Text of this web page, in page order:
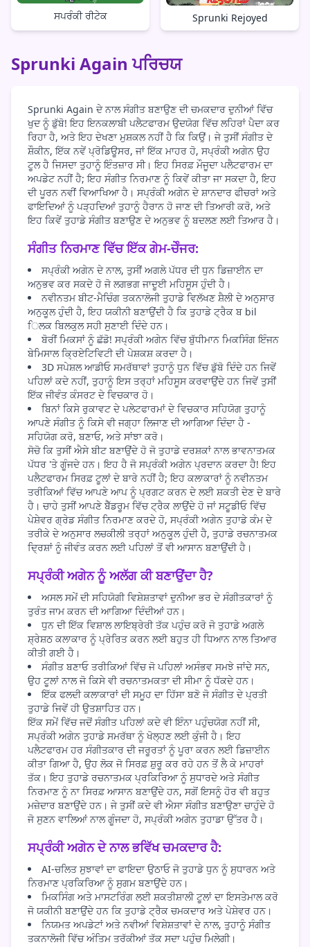
ਸਪਰੰਕੀ ਰੀਟੇਕ Sprunki Rejoyed
Sprunki Again ਪਰਿਚਯ
Sprunki Again ਦੇ ਨਾਲ ਸੰਗੀਤ ਬਣਾਉਣ ਦੀ ਚਮਕਦਾਰ ਦੁਨੀਆਂ ਵਿੱਚ
ਖੁਦ ਨੂੰ ਡੁੱਬੋ! ਇਹ ਇਨਕਲਾਬੀ ਪਲੈਟਫਾਰਮ ਉਦਯੋਗ ਵਿੱਚ ਲਹਿਰਾਂ ਪੈਦਾ ਕਰ
ਰਿਹਾ ਹੈ, ਅਤੇ ਇਹ ਦੇਖਣਾ ਮੁਸ਼ਕਲ ਨਹੀਂ ਹੈ ਕਿ ਕਿਉਂ। ਜੇ ਤੁਸੀਂ ਸੰਗੀਤ ਦੇ
ਸ਼ੌਕੀਨ, ਇੱਕ ਨਵੇਂ ਪ੍ਰੋਡਿਊਸਰ, ਜਾਂ ਇੱਕ ਮਾਹਰ ਹੋ, ਸਪ੍ਰੰਕੀ ਅਗੇਨ ਉਹ
ਟੂਲ ਹੈ ਜਿਸਦਾ ਤੁਹਾਨੂੰ ਇੰਤਜ਼ਾਰ ਸੀ। ਇਹ ਸਿਰਫ਼ ਮੌਜੂਦਾ ਪਲੈਟਫਾਰਮ ਦਾ
ਅਪਡੇਟ ਨਹੀਂ ਹੈ; ਇਹ ਸੰਗੀਤ ਨਿਰਮਾਣ ਨੂੰ ਕਿਵੇਂ ਕੀਤਾ ਜਾ ਸਕਦਾ ਹੈ, ਇਹ
ਦੀ ਪੂਰਨ ਨਵੀਂ ਵਿਆਖਿਆ ਹੈ। ਸਪ੍ਰੰਕੀ ਅਗੇਨ ਦੇ ਸ਼ਾਨਦਾਰ ਫੀਚਰਾਂ ਅਤੇ
ਫਾਇਦਿਆਂ ਨੂੰ ਪੜ੍ਹਦਿਆਂ ਤੁਹਾਨੂੰ ਹੈਰਾਨ ਹੋ ਜਾਣ ਦੀ ਤਿਆਰੀ ਕਰੋ, ਅਤੇ
ਇਹ ਕਿਵੇਂ ਤੁਹਾਡੇ ਸੰਗੀਤ ਬਣਾਉਣ ਦੇ ਅਨੁਭਵ ਨੂੰ ਬਦਲਣ ਲਈ ਤਿਆਰ ਹੈ।
ਸੰਗੀਤ ਨਿਰਮਾਣ ਵਿੱਚ ਇੱਕ ਗੇਮ-ਚੇੰਜਰ:
ਸਪ੍ਰੰਕੀ ਅਗੇਨ ਦੇ ਨਾਲ, ਤੁਸੀਂ ਅਗਲੇ ਪੱਧਰ ਦੀ ਧੁਨ ਡਿਜ਼ਾਈਨ ਦਾ
ਅਨੁਭਵ ਕਰ ਸਕਦੇ ਹੋ ਜੋ ਲਗਭਗ ਜਾਦੂਈ ਮਹਿਸੂਸ ਹੁੰਦੀ ਹੈ।
ਨਵੀਨਤਮ ਬੀਟ-ਮੈਚਿੰਗ ਤਕਨਾਲੋਜੀ ਤੁਹਾਡੇ ਵਿਲੱਖਣ ਸ਼ੈਲੀ ਦੇ ਅਨੁਸਾਰ
ਅਨੁਕੂਲ ਹੁੰਦੀ ਹੈ, ਇਹ ਯਕੀਨੀ ਬਣਾਉਂਦੀ ਹੈ ਕਿ ਤੁਹਾਡੇ ਟ੍ਰੈਕ ਬ bil
ਿਲਕ ਬਿਲਕੁਲ ਸਹੀ ਸੁਣਾਈ ਦਿੰਦੇ ਹਨ।
ਬੋਰੀਂ ਮਿਕਸਾਂ ਨੂੰ ਛੱਡੋ! ਸਪ੍ਰੰਕੀ ਅਗੇਨ ਵਿੱਚ ਬੁੱਧੀਮਾਨ ਮਿਕਸਿੰਗ ਇੰਜਨ
ਬੇਮਿਸਾਲ ਕ੍ਰਿਏਟਿਵਿਟੀ ਦੀ ਪੇਸ਼ਕਸ਼ ਕਰਦਾ ਹੈ।
3D ਸਪੇਸ਼ਲ ਆਡੀਓ ਸਮਰੱਥਾਵਾਂ ਤੁਹਾਨੂੰ ਧੁਨ ਵਿੱਚ ਡੁੱਬੋ ਦਿੰਦੇ ਹਨ ਜਿਵੇਂ
ਪਹਿਲਾਂ ਕਦੇ ਨਹੀਂ, ਤੁਹਾਨੂੰ ਇਸ ਤਰ੍ਹਾਂ ਮਹਿਸੂਸ ਕਰਵਾਉਂਦੇ ਹਨ ਜਿਵੇਂ ਤੁਸੀਂ
ਇੱਕ ਜੀਵੰਤ ਕੰਸਰਟ ਦੇ ਵਿਚਕਾਰ ਹੋ।
ਬਿਨਾਂ ਕਿਸੇ ਰੁਕਾਵਟ ਦੇ ਪਲੇਟਫਾਰਮਾਂ ਦੇ ਵਿਚਕਾਰ ਸਹਿਯੋਗ ਤੁਹਾਨੂੰ
ਆਪਣੇ ਸੰਗੀਤ ਨੂੰ ਕਿਸੇ ਵੀ ਜਗ੍ਹਾ ਲਿਜਾਣ ਦੀ ਆਗਿਆ ਦਿੰਦਾ ਹੈ -
ਸਹਿਯੋਗ ਕਰੋ, ਬਣਾਓ, ਅਤੇ ਸਾਂਝਾ ਕਰੋ।
ਸੋਚੋ ਕਿ ਤੁਸੀਂ ਐਸੇ ਬੀਟ ਬਣਾਉਂਦੇ ਹੋ ਜੋ ਤੁਹਾਡੇ ਦਰਸ਼ਕਾਂ ਨਾਲ ਭਾਵਨਾਤਮਕ
ਪੱਧਰ 'ਤੇ ਗੂੰਜਦੇ ਹਨ। ਇਹ ਹੈ ਜੋ ਸਪ੍ਰੰਕੀ ਅਗੇਨ ਪ੍ਰਦਾਨ ਕਰਦਾ ਹੈ! ਇਹ
ਪਲੈਟਫਾਰਮ ਸਿਰਫ਼ ਟੂਲਾਂ ਦੇ ਬਾਰੇ ਨਹੀਂ ਹੈ; ਇਹ ਕਲਾਕਾਰਾਂ ਨੂੰ ਨਵੀਨਤਮ
ਤਰੀਕਿਆਂ ਵਿੱਚ ਆਪਣੇ ਆਪ ਨੂੰ ਪ੍ਰਗਟ ਕਰਨ ਦੇ ਲਈ ਸ਼ਕਤੀ ਦੇਣ ਦੇ ਬਾਰੇ
ਹੈ। ਚਾਹੇ ਤੁਸੀਂ ਆਪਣੇ ਬੈੱਡਰੂਮ ਵਿੱਚ ਟ੍ਰੈਕ ਲਾਉਂਦੇ ਹੋ ਜਾਂ ਸਟੂਡੀਓ ਵਿੱਚ
ਪੇਸ਼ੇਵਰ ਗ੍ਰੇਡ ਸੰਗੀਤ ਨਿਰਮਾਣ ਕਰਦੇ ਹੋ, ਸਪ੍ਰੰਕੀ ਅਗੇਨ ਤੁਹਾਡੇ ਕੰਮ ਦੇ
ਤਰੀਕੇ ਦੇ ਅਨੁਸਾਰ ਲਚਕੀਲੀ ਤਰ੍ਹਾਂ ਅਨੁਕੂਲ ਹੁੰਦੀ ਹੈ, ਤੁਹਾਡੇ ਰਚਨਾਤਮਕ
ਦ੍ਰਿਸ਼ਾਂ ਨੂੰ ਜੀਵੰਤ ਕਰਨ ਲਈ ਪਹਿਲਾਂ ਤੋਂ ਵੀ ਆਸਾਨ ਬਣਾਉਂਦੀ ਹੈ।
ਸਪ੍ਰੰਕੀ ਅਗੇਨ ਨੂੰ ਅਲੱਗ ਕੀ ਬਣਾਉਂਦਾ ਹੈ?
ਅਸਲ ਸਮੇਂ ਦੀ ਸਹਿਯੋਗੀ ਵਿਸ਼ੇਸ਼ਤਾਵਾਂ ਦੁਨੀਆ ਭਰ ਦੇ ਸੰਗੀਤਕਾਰਾਂ ਨੂੰ
ਤੁਰੰਤ ਜਾਮ ਕਰਨ ਦੀ ਆਗਿਆ ਦਿੰਦੀਆਂ ਹਨ।
ਧੁਨ ਦੀ ਇੱਕ ਵਿਸ਼ਾਲ ਲਾਇਬ੍ਰੇਰੀ ਤੱਕ ਪਹੁੰਚ ਕਰੋ ਜੋ ਤੁਹਾਡੇ ਅਗਲੇ
ਸ਼੍ਰੇਸ਼ਠ ਕਲਾਕਾਰ ਨੂੰ ਪ੍ਰੇਰਿਤ ਕਰਨ ਲਈ ਬਹੁਤ ਹੀ ਧਿਆਨ ਨਾਲ ਤਿਆਰ
ਕੀਤੀ ਗਈ ਹੈ।
ਸੰਗੀਤ ਬਣਾਓ ਤਰੀਕਿਆਂ ਵਿੱਚ ਜੋ ਪਹਿਲਾਂ ਅਸੰਭਵ ਸਮਝੇ ਜਾਂਦੇ ਸਨ,
ਉਹ ਟੂਲਾਂ ਨਾਲ ਜੋ ਕਿਸੇ ਵੀ ਰਚਨਾਤਮਕਤਾ ਦੀ ਸੀਮਾ ਨੂੰ ਧੱਕਦੇ ਹਨ।
ਇੱਕ ਫਲਦੀ ਕਲਾਕਾਰਾਂ ਦੀ ਸਮੂਹ ਦਾ ਹਿੱਸਾ ਬਣੋ ਜੋ ਸੰਗੀਤ ਦੇ ਪ੍ਰਤੀ
ਤੁਹਾਡੇ ਜਿਵੇਂ ਹੀ ਉਤਸ਼ਾਹਿਤ ਹਨ।
ਇੱਕ ਸਮੇਂ ਵਿੱਚ ਜਦੋਂ ਸੰਗੀਤ ਪਹਿਲਾਂ ਕਦੇ ਵੀ ਇੰਨਾ ਪਹੁੰਚਯੋਗ ਨਹੀਂ ਸੀ,
ਸਪ੍ਰੰਕੀ ਅਗੇਨ ਤੁਹਾਡੇ ਸਮਰੱਥਾ ਨੂੰ ਖੋਲ੍ਹਣ ਲਈ ਕੁੰਜੀ ਹੈ। ਇਹ
ਪਲੈਟਫਾਰਮ ਹਰ ਸੰਗੀਤਕਾਰ ਦੀ ਜਰੂਰਤਾਂ ਨੂੰ ਪੂਰਾ ਕਰਨ ਲਈ ਡਿਜ਼ਾਈਨ
ਕੀਤਾ ਗਿਆ ਹੈ, ਉਹ ਲੋਕ ਜੋ ਸਿਰਫ਼ ਸ਼ੁਰੂ ਕਰ ਰਹੇ ਹਨ ਤੋਂ ਲੈ ਕੇ ਮਾਹਰਾਂ
ਤੱਕ। ਇਹ ਤੁਹਾਡੇ ਰਚਨਾਤਮਕ ਪ੍ਰਕਿਰਿਆ ਨੂੰ ਸੁਧਾਰਦੇ ਅਤੇ ਸੰਗੀਤ
ਨਿਰਮਾਣ ਨੂੰ ਨਾ ਸਿਰਫ਼ ਆਸਾਨ ਬਣਾਉਂਦੇ ਹਨ, ਸਗੋਂ ਇਸਨੂੰ ਹੋਰ ਵੀ ਬਹੁਤ
ਮਜ਼ੇਦਾਰ ਬਣਾਉਂਦੇ ਹਨ। ਜੇ ਤੁਸੀਂ ਕਦੇ ਵੀ ਐਸਾ ਸੰਗੀਤ ਬਣਾਉਣਾ ਚਾਹੁੰਦੇ ਹੋ
ਜੋ ਸੁਣਨ ਵਾਲਿਆਂ ਨਾਲ ਗੂੰਜਦਾ ਹੋ, ਸਪ੍ਰੰਕੀ ਅਗੇਨ ਤੁਹਾਡਾ ਉੱਤਰ ਹੈ।
ਸਪ੍ਰੰਕੀ ਅਗੇਨ ਦੇ ਨਾਲ ਭਵਿੱਖ ਚਮਕਦਾਰ ਹੈ:
AI-ਚਲਿਤ ਸੁਝਾਵਾਂ ਦਾ ਫਾਇਦਾ ਉਠਾਓ ਜੋ ਤੁਹਾਡੇ ਧੁਨ ਨੂੰ ਸੁਧਾਰਨ ਅਤੇ
ਨਿਰਮਾਣ ਪ੍ਰਕਿਰਿਆ ਨੂੰ ਸੁਗਮ ਬਣਾਉਂਦੇ ਹਨ।
ਮਿਕਸਿੰਗ ਅਤੇ ਮਾਸਟਰਿੰਗ ਲਈ ਸ਼ਕਤੀਸ਼ਾਲੀ ਟੂਲਾਂ ਦਾ ਇਸਤੇਮਾਲ ਕਰੋ
ਜੋ ਯਕੀਨੀ ਬਣਾਉਂਦੇ ਹਨ ਕਿ ਤੁਹਾਡੇ ਟ੍ਰੈਕ ਚਮਕਦਾਰ ਅਤੇ ਪੇਸ਼ੇਵਰ ਹਨ।
ਨਿਯਮਤ ਅਪਡੇਟਾਂ ਅਤੇ ਨਵੀਆਂ ਵਿਸ਼ੇਸ਼ਤਾਵਾਂ ਦੇ ਨਾਲ, ਤੁਹਾਨੂੰ ਸੰਗੀਤ
ਤਕਨਾਲੋਜੀ ਵਿੱਚ ਅੰਤਿਮ ਤਰੱਕੀਆਂ ਤੱਕ ਸਦਾ ਪਹੁੰਚ ਮਿਲੇਗੀ।